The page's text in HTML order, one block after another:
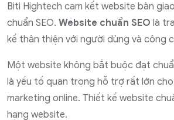
Biti Hightech cam kết website bàn
chuẩn SEO. Website chuẩn SEO là
kế thân thiện với người dùng và công
Một website không bắt buộc đạt
là yếu tố quan trọng hỗ trợ rất lớn
marketing online. Thiết kế website
hạng website.